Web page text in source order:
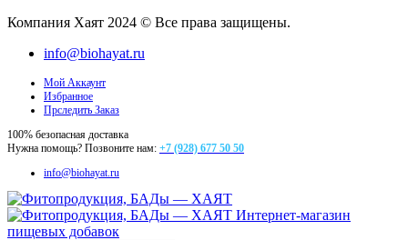
Компания Хаят 2024 © Все права защищены.
info@biohayat.ru
Мой Аккаунт
Избранное
Прследить Заказ
100% безопасная доставка
Нужна помощь? Позвоните нам: +7 (928) 677 50 50
info@biohayat.ru
Интернет-магазин
пищевых добавок